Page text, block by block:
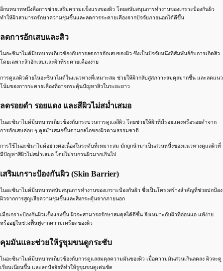
อีกบทบาทหนึ่งคือการช่วยเสริมความแข็งแรงของผิว โดยสนับสนุนการทำงานของเกราะป้องกันผิว
ทำให้ผิวสามารถรักษาความชุ่มชื้นและลดการระคายเคืองจากปัจจัยภายนอกได้ดีขึ้น
ลดการอักเสบและสิว
ไนอะซินาไมด์มีบทบาทเกี่ยวข้องกับการลดการอักเสบของผิว ซึ่งเป็นปัจจัยหนึ่งที่สัมพันธ์กับการเกิดสิว
โดยเฉพาะสิวอักเสบและผิวที่ระคายเคืองง่าย
การดูแลผิวด้วยไนอะซินาไมด์ในแนวทางที่เหมาะสม ช่วยให้ผิวกลับสู่สภาวะสมดุลมากขึ้น และลดแนว
โน้มของการระคายเคืองที่อาจกระตุ้นปัญหาสิวในระยะยาว
ลดรอยดำ รอยแดง และสีผิวไม่สม่ำเสมอ
ไนอะซินาไมด์มีบทบาทเกี่ยวข้องกับกระบวนการดูแลสีผิว โดยช่วยให้ผิวที่มีรอยแดงหรือรอยดำจาก
การอักเสบค่อย ๆ ดูสม่ำเสมอขึ้นตามกลไกของผิวตามธรรมชาติ
การใช้ไนอะซินาไมด์อย่างต่อเนื่องในระดับที่เหมาะสม มักถูกนำมาเป็นส่วนหนึ่งของแนวทางดูแลผิวที่
มีปัญหาสีผิวไม่สม่ำเสมอ โดยไม่รบกวนผิวมากเกินไป
เสริมเกราะป้องกันผิว (Skin Barrier)
ไนอะซินาไมด์มีบทบาทสนับสนุนการทำงานของเกราะป้องกันผิว ซึ่งเป็นโครงสร้างสำคัญที่ช่วยปกป้อง
ผิวจากการสูญเสียความชุ่มชื้นและสิ่งกระตุ้นจากภายนอก
เมื่อเกราะป้องกันผิวแข็งแรงขึ้น ผิวจะสามารถรักษาสมดุลได้ดีขึ้น จึงเหมาะกับผิวที่อ่อนแอ แพ้ง่าย
หรืออยู่ในช่วงฟื้นฟูจากความเครียดของผิว
คุมมันและช่วยให้รูขุมขนดูกระชับ
ไนอะซินาไมด์มีบทบาทเกี่ยวข้องกับการดูแลสมดุลความมันของผิว เมื่อความมันส่วนเกินลดลง ผิวจะดู
เรียบเนียนขึ้น และลดปัจจัยที่ทำให้รูขุมขนดูเด่นชัด